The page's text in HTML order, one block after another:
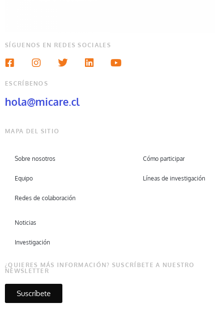
SÍGUENOS EN REDES SOCIALES
ESCRÍBENOS
hola@micare.cl
MAPA DEL SITIO
Sobre nosotros
Equipo
Redes de colaboración
Cómo participar
Líneas de investigación
Noticias
Investigación
¿QUIERES MÁS INFORMACIÓN? SUSCRÍBETE A NUESTRO
NEWSLETTER
Suscríbete